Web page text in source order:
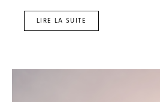
LIRE LA SUITE